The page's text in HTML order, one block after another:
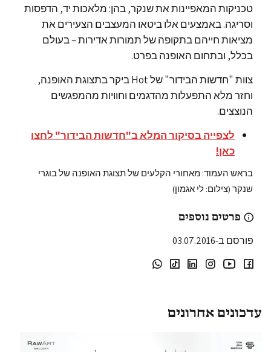
טכניקות המאפיינות את שנקר, בהן: מלאכות יד, הדפסות
וסריגה. באמצעים אלו ביטאו המעצבים הצעירים את
מציאות חייהם בתקופה של תמורות אדירות – בעולם
בכלל, ובתחום האופנה בפרט.
צוות "חדשות הבידור" של Hot ביקר בתצוגת האופנה,
וחזר מלא התפעלות מהדגמים וחוויות מהמפגשים
הנוצצים.
לצפייה בסיקור המלא ב"חדשות הבידור" לחצו
כאן!
בראש העמוד: מאחורי הקלעים של תצוגת האופנה של בוגרי
שנקר (צילום: לי אגמון)
פרטים נוספים
פורסם ב-03.07.2016
עדכונים אחרונים